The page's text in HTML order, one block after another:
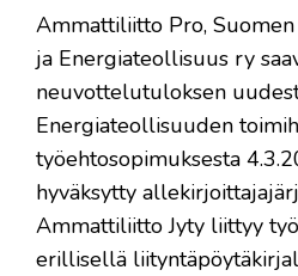
Ammattiliitto Pro,
ja Energiateollisuus ry
neuvottelutuloksen
Energiateollisuuden
työehtosopimuksesta
hyväksytty
Ammattiliitto Jyty liittyy
erillisellä